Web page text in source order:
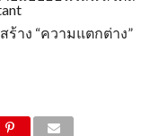
าง “ความแตกต่าง”